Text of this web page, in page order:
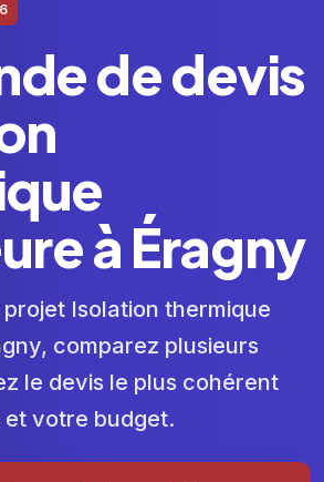
de devis
à Éragny
Isolation thermique
comparez plusieurs
le devis le plus cohérent
et votre budget.